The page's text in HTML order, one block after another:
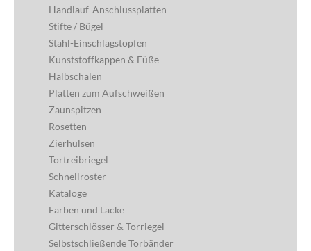
Handlauf-Anschlussplatten
Stifte / Bügel
Stahl-Einschlagstopfen
Kunststoffkappen & Füße
Halbschalen
Platten zum Aufschweißen
Zaunspitzen
Rosetten
Zierhülsen
Tortreibriegel
Schnellroster
Kataloge
Farben und Lacke
Gitterschlösser & Torriegel
Selbstschließende Torbänder